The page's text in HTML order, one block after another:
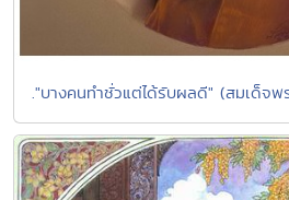
."บางคนทำชั่วแต่ได้รับผลดี" (สมเด็จพ